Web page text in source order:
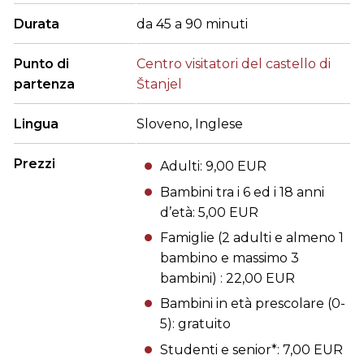
Durata da 45 a 90 minuti
Punto di
partenza
Centro visitatori del castello di
Štanjel
Lingua Sloveno, Inglese
Prezzi
Adulti: 9,00 EUR
Bambini tra i 6 ed i 18 anni
d’età: 5,00 EUR
Famiglie (2 adulti e almeno 1
bambino e massimo 3
bambini) : 22,00 EUR
Bambini in età prescolare (0-
5): gratuito
Studenti e senior*: 7,00 EUR